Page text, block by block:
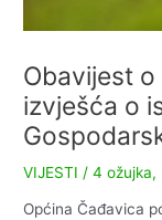
Obavijest
izvješća o
VIJESTI /4 ožujka,
Općina Čađavica